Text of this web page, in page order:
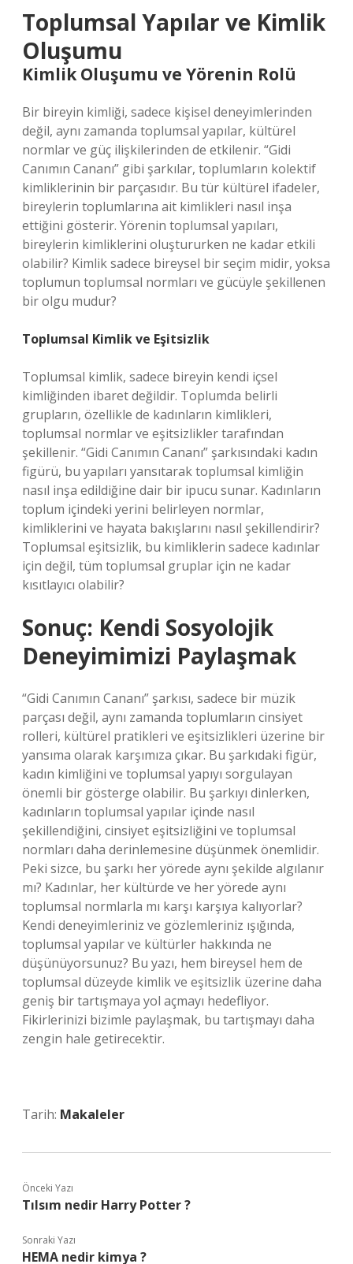
Toplumsal Yapılar ve Kimlik
Oluşumu
Kimlik Oluşumu ve Yörenin Rolü
Bir bireyin kimliği, sadece kişisel deneyimlerinden
değil, aynı zamanda toplumsal yapılar, kültürel
normlar ve güç ilişkilerinden de etkilenir. “Gidi
Canımın Cananı” gibi şarkılar, toplumların kolektif
kimliklerinin bir parçasıdır. Bu tür kültürel ifadeler,
bireylerin toplumlarına ait kimlikleri nasıl inşa
ettiğini gösterir. Yörenin toplumsal yapıları,
bireylerin kimliklerini oluştururken ne kadar etkili
olabilir? Kimlik sadece bireysel bir seçim midir, yoksa
toplumun toplumsal normları ve gücüyle şekillenen
bir olgu mudur?
Toplumsal Kimlik ve Eşitsizlik
Toplumsal kimlik, sadece bireyin kendi içsel
kimliğinden ibaret değildir. Toplumda belirli
grupların, özellikle de kadınların kimlikleri,
toplumsal normlar ve eşitsizlikler tarafından
şekillenir. “Gidi Canımın Cananı” şarkısındaki kadın
figürü, bu yapıları yansıtarak toplumsal kimliğin
nasıl inşa edildiğine dair bir ipucu sunar. Kadınların
toplum içindeki yerini belirleyen normlar,
kimliklerini ve hayata bakışlarını nasıl şekillendirir?
Toplumsal eşitsizlik, bu kimliklerin sadece kadınlar
için değil, tüm toplumsal gruplar için ne kadar
kısıtlayıcı olabilir?
Sonuç: Kendi Sosyolojik
Deneyimimizi Paylaşmak
“Gidi Canımın Cananı” şarkısı, sadece bir müzik
parçası değil, aynı zamanda toplumların cinsiyet
rolleri, kültürel pratikleri ve eşitsizlikleri üzerine bir
yansıma olarak karşımıza çıkar. Bu şarkıdaki figür,
kadın kimliğini ve toplumsal yapıyı sorgulayan
önemli bir gösterge olabilir. Bu şarkıyı dinlerken,
kadınların toplumsal yapılar içinde nasıl
şekillendiğini, cinsiyet eşitsizliğini ve toplumsal
normları daha derinlemesine düşünmek önemlidir.
Peki sizce, bu şarkı her yörede aynı şekilde algılanır
mı? Kadınlar, her kültürde ve her yörede aynı
toplumsal normlarla mı karşı karşıya kalıyorlar?
Kendi deneyimleriniz ve gözlemleriniz ışığında,
toplumsal yapılar ve kültürler hakkında ne
düşünüyorsunuz? Bu yazı, hem bireysel hem de
toplumsal düzeyde kimlik ve eşitsizlik üzerine daha
geniş bir tartışmaya yol açmayı hedefliyor.
Fikirlerinizi bizimle paylaşmak, bu tartışmayı daha
zengin hale getirecektir.
Tarih: Makaleler
Önceki Yazı
Tılsım nedir Harry Potter ?
Sonraki Yazı
HEMA nedir kimya ?